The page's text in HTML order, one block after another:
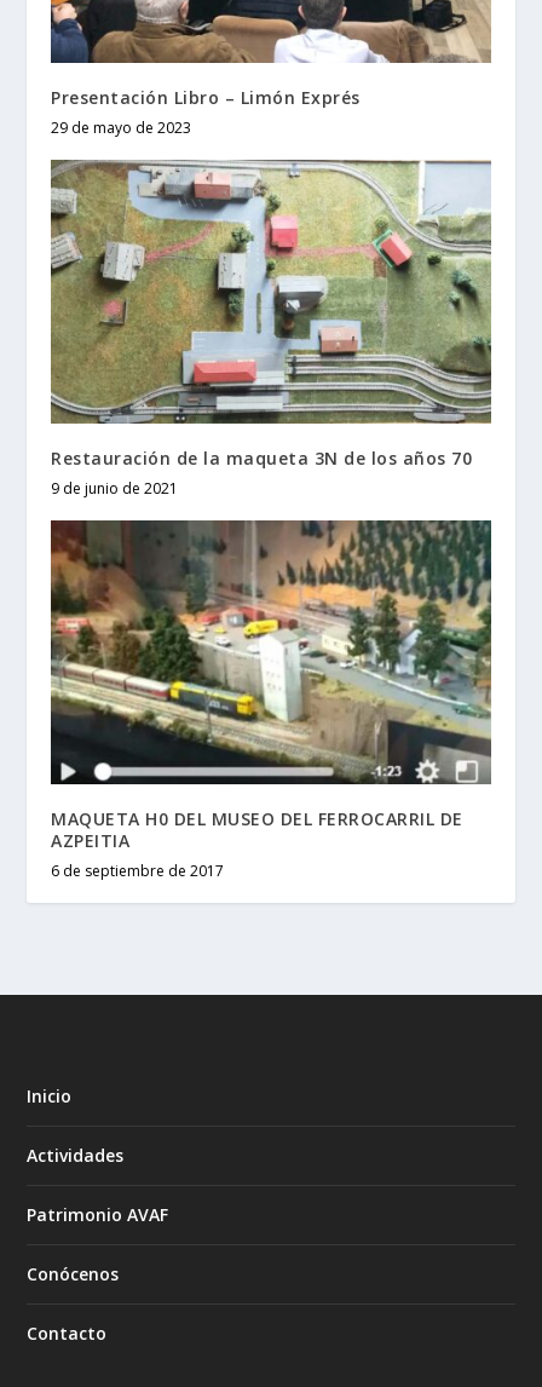
Presentación Libro – Limón Exprés
29 de mayo de 2023
Restauración de la maqueta 3N de los años 70
9 de junio de 2021
MAQUETA H0 DEL MUSEO DEL FERROCARRIL DE
AZPEITIA
6 de septiembre de 2017
Inicio
Actividades
Patrimonio AVAF
Conócenos
Contacto